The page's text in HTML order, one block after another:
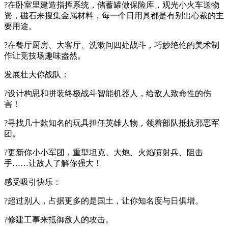
?在卧室里建造指挥系统，储蓄罐做保险库，观光小火车送物
资，磁石来搜集金属材料，每一个日用具都是有别出心裁的主
要用途。
?在餐厅厨房、大客厅、洗漱间四处战斗，巧妙绝伦的美术制
作让竞技场趣味盎然。
发展壮大你战队：
?设计构思和拼装终极战斗智能机器人，给敌人致命性的伤
害！
?寻找几十款知名的玩具担任英雄人物，领着部队抵抗邪恶军
团。
?更新你小小军团，重型坦克、大炮、火焰喷射兵、阻击
手……让敌人了解你强大！
感受吸引快乐：
?超过别人，占据更多的是国土，让你知名度与日俱增。
?修建工事来抵御敌人的攻击。